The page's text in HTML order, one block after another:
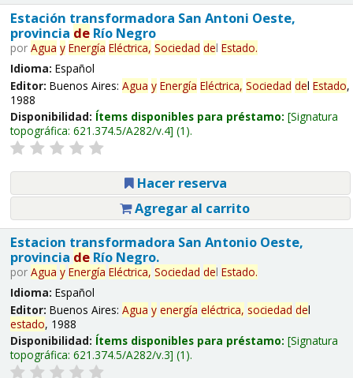
Estación transformadora San Antoni Oeste,
provincia deRío Negro
por Agua y Energía Eléctrica, Sociedad del Estado.
Idioma: Español
Editor: Buenos Aires: Agua y Energía Eléctrica, Sociedad del Estado,
1988
Disponibilidad: Ítems disponibles para préstamo: Signatura
topográfica: 621.374.5/A282/v.4 (1).
Hacer reserva
Agregar al carrito
Estacion transformadora San Antonio Oeste,
provincia deRío Negro.
por Agua y Energía Eléctrica, Sociedad del Estado.
Idioma: Español
Editor: Buenos Aires: Agua y energía eléctrica, sociedad del
estado, 1988
Disponibilidad: Ítems disponibles para préstamo: Signatura
topográfica: 621.374.5/A282/v.3 (1).